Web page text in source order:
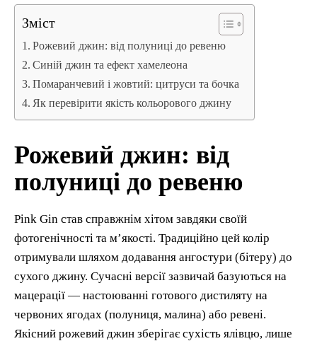
Зміст
Рожевий джин: від полуниці до ревеню
Синій джин та ефект хамелеона
Помаранчевий і жовтий: цитруси та бочка
Як перевірити якість кольорового джину
Рожевий джин: від
полуниці до ревеню
Pink Gin став справжнім хітом завдяки своїй
фотогенічності та м’якості. Традиційно цей колір
отримували шляхом додавання ангостури (бітеру) до
сухого джину. Сучасні версії зазвичай базуються на
мацерації — настоюванні готового дистиляту на
червоних ягодах (полуниця, малина) або ревені.
Якісний рожевий джин зберігає сухість ялівцю, лише